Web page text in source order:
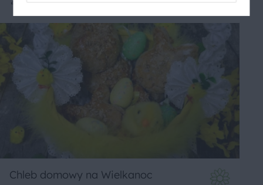
Chleb domowy na Wielkanoc